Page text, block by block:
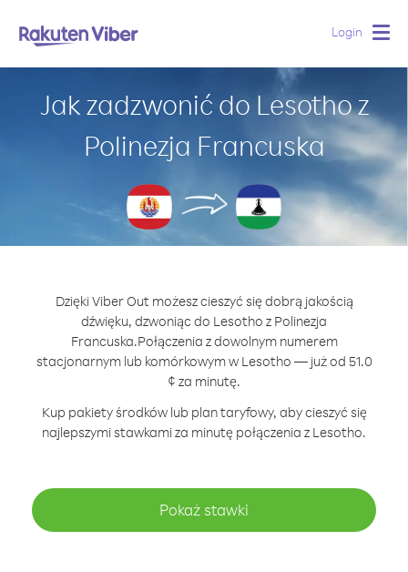
Login
Jak zadzwonić do Lesotho z
Polinezja Francuska
Dzięki Viber Out możesz cieszyć się dobrą jakością
dźwięku, dzwoniąc do Lesotho z Polinezja
Francuska.Połączenia z dowolnym numerem
stacjonarnym lub komórkowym w Lesotho — już od 51.0
¢ za minutę.
Kup pakiety środków lub plan taryfowy, aby cieszyć się
najlepszymi stawkami za minutę połączenia z Lesotho.
Pokaż stawki